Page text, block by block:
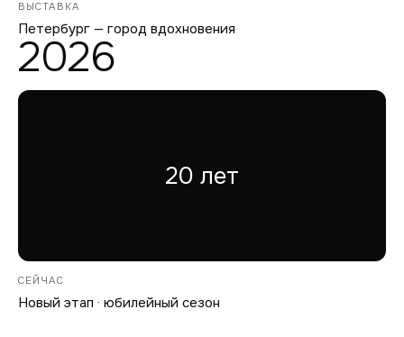
ВЫСТАВКА
Петербург — город вдохновения
2026
20 лет
СЕЙЧАС
Новый этап · юбилейный сезон